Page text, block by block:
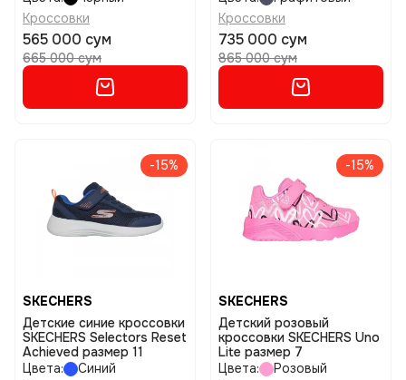
Кроссовки
565 000 сум
665 000 сум
Кроссовки
735 000 сум
865 000 сум
-15%
SKECHERS
Детские синие кроссовки
SKECHERS Selectors Reset
Achieved размер 11
Цвета:
Синий
-15%
SKECHERS
Детский розовый
кроссовки SKECHERS Uno
Lite размер 7
Цвета:
Розовый